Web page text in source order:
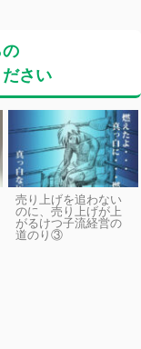
さい
売り上げを追わない
のに、売り上げが上
がるけつ子流経営の
道のり③